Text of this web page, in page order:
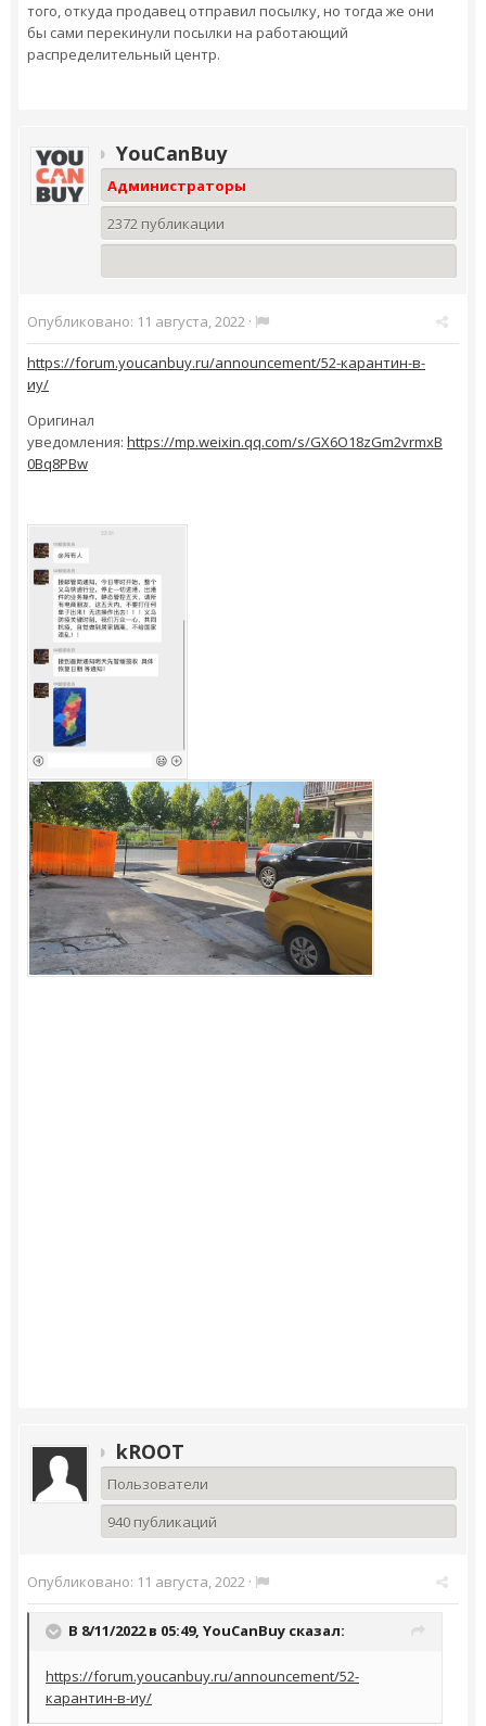
того, откуда продавец отправил посылку, но тогда же они
бы сами перекинули посылки на работающий
распределительный центр.
YouCanBuy
Администраторы
2372 публикации
Опубликовано: 11 августа, 2022 ·
https://forum.youcanbuy.ru/announcement/52-карантин-в-
иу/
Оригинал
уведомления: https://mp.weixin.qq.com/s/GX6O18zGm2vrmxB
0Bq8PBw
kROOT
Пользователи
940 публикаций
Опубликовано: 11 августа, 2022 ·
В 8/11/2022 в 05:49, YouCanBuy сказал:
https://forum.youcanbuy.ru/announcement/52-
карантин-в-иу/